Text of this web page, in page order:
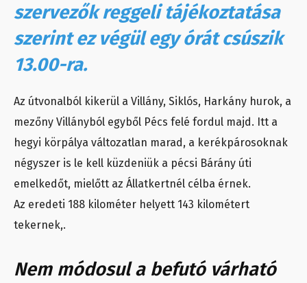
szervezők reggeli tájékoztatása
szerint ez végül egy órát csúszik
13.00-ra.
Az útvonalból kikerül a Villány, Siklós, Harkány hurok, a
mezőny Villányból egyből Pécs felé fordul majd. Itt a
hegyi körpálya változatlan marad, a kerékpárosoknak
négyszer is le kell küzdeniük a pécsi Bárány úti
emelkedőt, mielőtt az Állatkertnél célba érnek.
Az eredeti 188 kilométer helyett 143 kilométert
tekernek,.
Nem módosul a befutó várható